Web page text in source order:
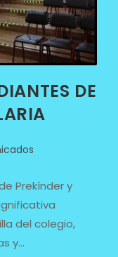
DE
Prekínder y
del colegio,
y…